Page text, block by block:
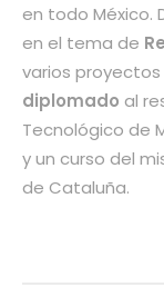
en todo México.
en el tema de
varios
diplomado al
Tecnológico de
y un curso del
de Cataluña.